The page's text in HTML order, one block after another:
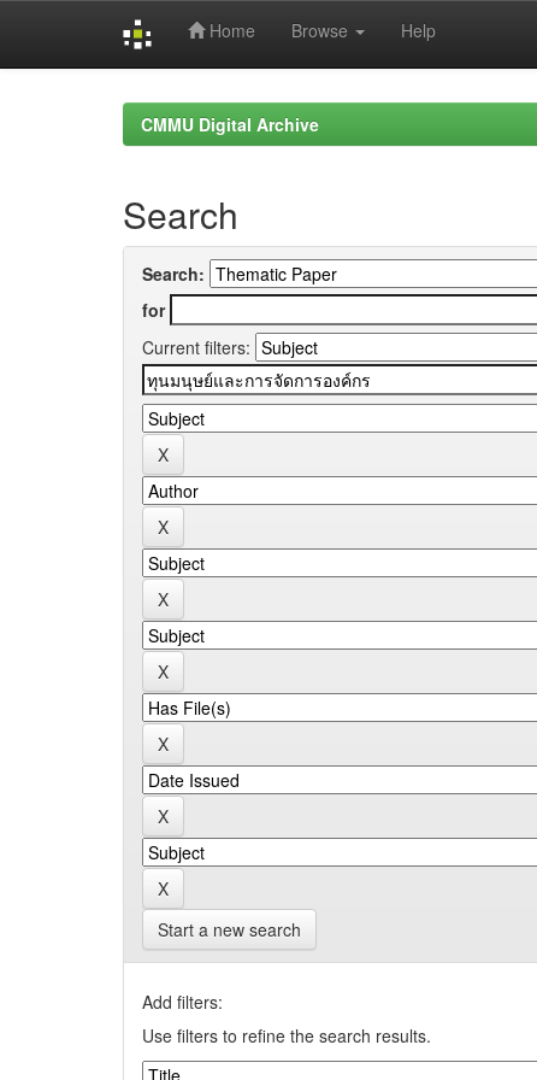
Home Browse Help
CMMU Digital Archive
Search
Search:
for
Current filters:
Start a new search
Add filters:
Use filters to refine the search results.